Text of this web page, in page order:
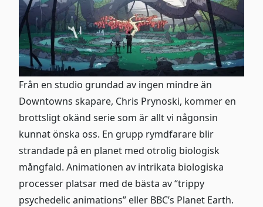
Från en studio grundad av ingen mindre än
Downtowns skapare, Chris Prynoski, kommer en
brottsligt okänd serie som är allt vi någonsin
kunnat önska oss. En grupp rymdfarare blir
strandade på en planet med otrolig biologisk
mångfald. Animationen av intrikata biologiska
processer platsar med de bästa av “trippy
psychedelic animations” eller BBC’s Planet Earth.